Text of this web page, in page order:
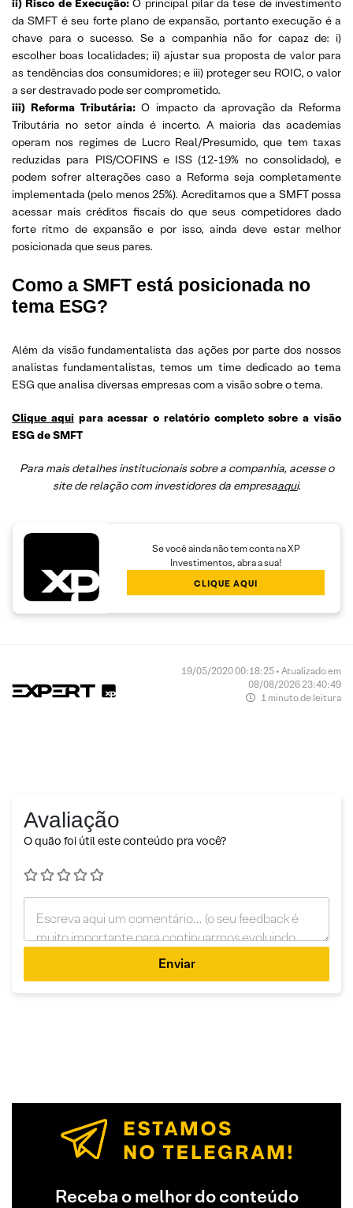
ii) Risco de Execução:O principal pilar da tese de investimento
da SMFT é seu forte plano de expansão, portanto execução é a
chave para o sucesso. Se a companhia não for capaz de: i)
escolher boas localidades; ii) ajustar sua proposta de valor para
as tendências dos consumidores; e iii) proteger seu ROIC, o valor
a ser destravado pode ser comprometido.
iii) Reforma Tributária: O impacto da aprovação da Reforma
Tributária no setor ainda é incerto. A maioria das academias
operam nos regimes de Lucro Real/Presumido, que tem taxas
reduzidas para PIS/COFINS e ISS (12-19% no consolidado), e
podem sofrer alterações caso a Reforma seja completamente
implementada (pelo menos 25%). Acreditamos que a SMFT possa
acessar mais créditos fiscais do que seus competidores dado
forte ritmo de expansão e por isso, ainda deve estar melhor
posicionada que seus pares.
Como a SMFT está posicionada no
tema ESG?
Além da visão fundamentalista das ações por parte dos nossos
analistas fundamentalistas, temos um time dedicado ao tema
ESG que analisa diversas empresas com a visão sobre o tema.
Clique aquipara acessar o relatório completo sobre a visão
ESG de SMFT
Para mais detalhes institucionais sobre a companhia, acesse o
site de relação com investidores da empresaaqui.
Se você ainda não tem conta na XP
Investimentos, abra a sua!
CLIQUE AQUI
19/05/2020 00:18:25 • Atualizado em
08/08/2026 23:40:49
1 minuto de leitura
Avaliação
O quão foi útil este conteúdo pra você?
Enviar
Receba o melhor do conteúdo